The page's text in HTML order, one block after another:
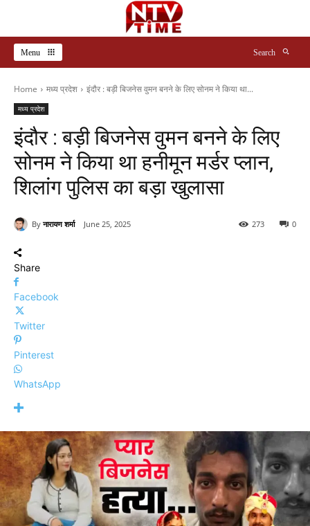
Menu Search
Home मध्य प्रदेश इंदौर : बड़ी बिजनेस वुमन बनने के लिए सोनम ने किया था...
मध्य प्रदेश
इंदौर : बड़ी बिजनेस वुमन बनने के लिए
सोनम ने किया था हनीमून मर्डर प्लान,
शिलांग पुलिस का बड़ा खुलासा
By नारायण शर्मा June 25, 2025 0
273
Share
Facebook
Twitter
Pinterest
WhatsApp